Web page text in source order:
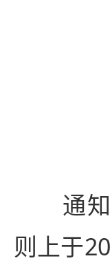
通知
则上于